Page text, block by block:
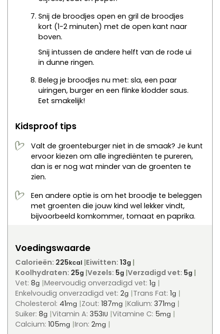
Snij de broodjes open en gril de broodjes
kort (1-2 minuten) met de open kant naar
boven.
Snij intussen de andere helft van de rode ui
in dunne ringen.
Beleg je broodjes nu met: sla, een paar
uiringen, burger en een flinke klodder saus.
Eet smakelijk!
Kidsproof tips
Valt de groenteburger niet in de smaak? Je kunt
ervoor kiezen om alle ingrediënten te pureren,
dan is er nog wat minder van de groenten te
zien.
Een andere optie is om het broodje te beleggen
met groenten die jouw kind wel lekker vindt,
bijvoorbeeld komkommer, tomaat en paprika.
Voedingswaarde
Calorieën: 225kcal
Koolhydraten: 25g
Eiwitten: 13g
Vet: 8g
Verzadigd vet: 5g
Meervoudig onverzadigd vet: 1g
Enkelvoudig onverzadigd vet: 2g Trans Fat: 1g
Cholesterol: 41mg Zout: 187mg Kalium: 371mg
Vezels: 5g
Suiker: 8g Vitamin A: 353IU Vitamine C: 5mg
Calcium: 105mg Iron: 2mg